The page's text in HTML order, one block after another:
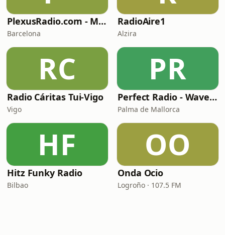
PlexusRadio.com - Motown Channel
Barcelona
RadioAire1
Alzira
RC
Radio Cáritas Tui-Vigo
Vigo
PR
Perfect Radio - Wavemusic
Palma de Mallorca
HF
Hitz Funky Radio
Bilbao
OO
Onda Ocio
Logroño · 107.5 FM